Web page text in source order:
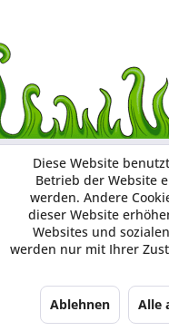
Diese Website
Betrieb der Website
werden. Andere
dieser Website
Websites und
werden nur mit Ihrer
Ablehnen Alle